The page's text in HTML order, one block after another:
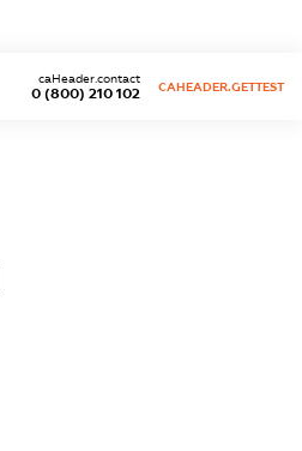
0 (800) 210 102
caHeader.contact
CAHEADER.GETTEST